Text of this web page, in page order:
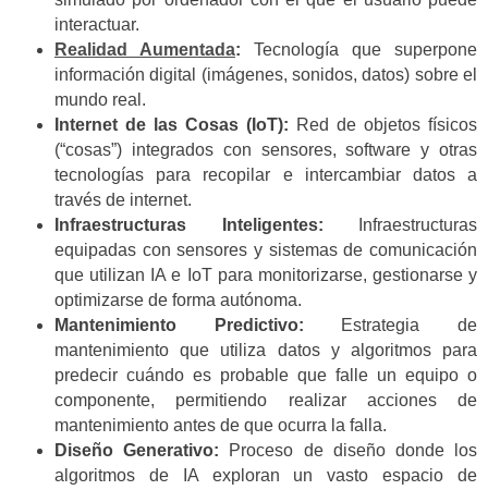
interactuar.
Realidad Aumentada: Tecnología que superpone
información digital (imágenes, sonidos, datos) sobre el
mundo real.
Internet de las Cosas (IoT): Red de objetos físicos
(“cosas”) integrados con sensores, software y otras
tecnologías para recopilar e intercambiar datos a
través de internet.
Infraestructuras Inteligentes: Infraestructuras
equipadas con sensores y sistemas de comunicación
que utilizan IA e IoT para monitorizarse, gestionarse y
optimizarse de forma autónoma.
Mantenimiento Predictivo: Estrategia de
mantenimiento que utiliza datos y algoritmos para
predecir cuándo es probable que falle un equipo o
componente, permitiendo realizar acciones de
mantenimiento antes de que ocurra la falla.
Diseño Generativo: Proceso de diseño donde los
algoritmos de IA exploran un vasto espacio de